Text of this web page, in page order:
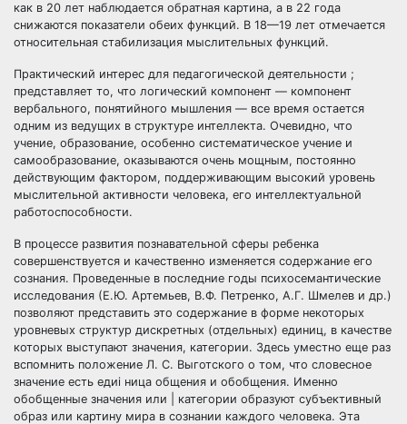
как в 20 лет наблюдается обратная картина, а в 22 года
снижаются показатели обеих функций. В 18—19 лет отмечается
относительная стабилизация мыслительных функций.
Практический интерес для педагогической деятельности ;
представляет то, что логический компонент — компонент
вербального, понятийного мышления — все время остается
одним из ведущих в структуре интеллекта. Очевидно, что
учение, образование, особенно систематическое учение и
самообразование, оказываются очень мощным, постоянно
действующим фактором, поддерживающим высокий уровень
мыслительной активности человека, его интеллектуальной
работоспособности.
В процессе развития познавательной сферы ребенка
совершенствуется и качественно изменяется содержание его
сознания. Проведенные в последние годы психосемантические
исследования (Е.Ю. Артемьев, В.Ф. Петренко, А.Г. Шмелев и др.)
позволяют представить это содержание в форме некоторых
уровневых структур дискретных (отдельных) единиц, в качестве
которых выступают значения, категории. Здесь уместно еще раз
вспомнить положение Л. С. Выготского о том, что словесное
значение есть едиi ница общения и обобщения. Именно
обобщенные значения или | категории образуют субъективный
образ или картину мира в сознании каждого человека. Эта